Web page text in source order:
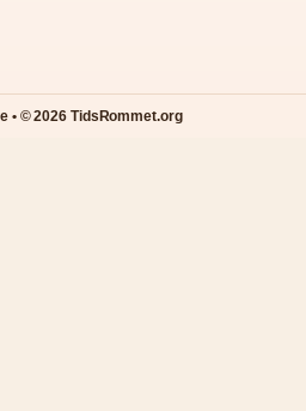
• © 2026 TidsRommet.org